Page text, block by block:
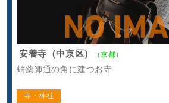
安養寺（中京区） （京都）
蛸薬師通の角に建つお寺
寺・神社